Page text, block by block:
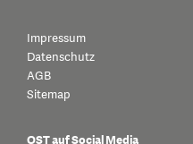
Impressum
Datenschutz
AGB
Sitemap
OST auf Social Media